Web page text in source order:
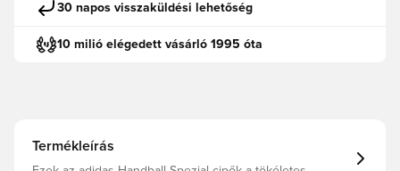
30 napos visszaküldési lehetőség
10 milió elégedett vásárló 1995 óta
Termékleírás